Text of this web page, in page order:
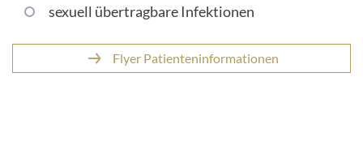
sexuell übertragbare Infektionen
Flyer Patienteninformationen